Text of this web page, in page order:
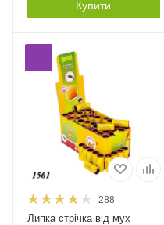
Купити
288
Липка стрічка від мух